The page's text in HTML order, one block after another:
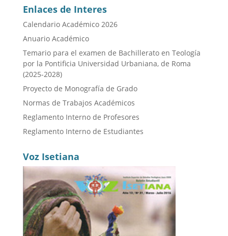
Enlaces de Interes
Calendario Académico 2026
Anuario Académico
Temario para el examen de Bachillerato en Teología
por la Pontificia Universidad Urbaniana, de Roma
(2025-2028)
Proyecto de Monografía de Grado
Normas de Trabajos Académicos
Reglamento Interno de Profesores
Reglamento Interno de Estudiantes
Voz Isetiana